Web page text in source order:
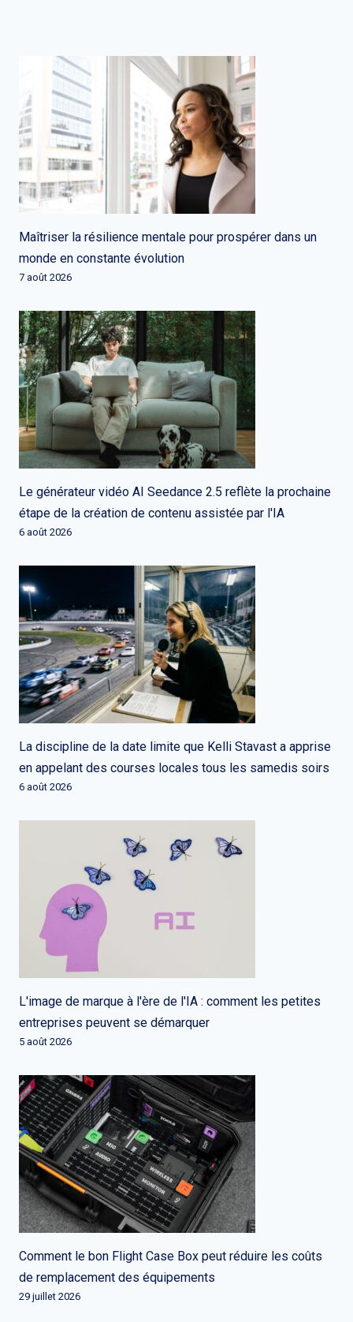
Maîtriser la résilience mentale pour prospérer dans un
monde en constante évolution
7 août 2026
Le générateur vidéo AI Seedance 2.5 reflète la prochaine
étape de la création de contenu assistée par l'IA
6 août 2026
La discipline de la date limite que Kelli Stavast a apprise
en appelant des courses locales tous les samedis soirs
6 août 2026
L'image de marque à l'ère de l'IA : comment les petites
entreprises peuvent se démarquer
5 août 2026
Comment le bon Flight Case Box peut réduire les coûts
de remplacement des équipements
29 juillet 2026